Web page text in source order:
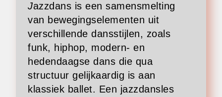
Jazzdans is een samensmelting
van bewegingselementen uit
verschillende dansstijlen, zoals
funk, hiphop, modern- en
hedendaagse dans die qua
structuur gelijkaardig is aan
klassiek ballet. Een jazzdansles